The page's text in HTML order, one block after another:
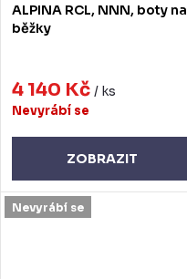
ALPINA RCL, NNN, boty na
běžky
4 140 Kč / ks
Nevyrábí se
ZOBRAZIT
Nevyrábí se